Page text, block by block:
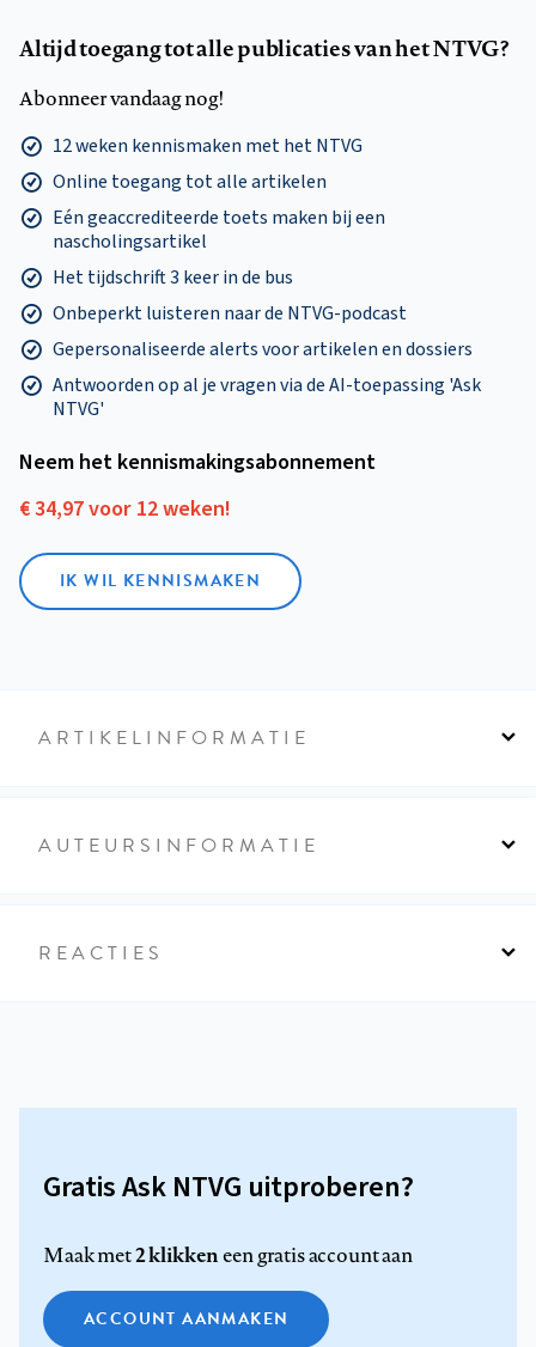
Altijd toegang tot alle publicaties van het NTVG?
Abonneer vandaag nog!
12 weken kennismaken met het NTVG
Online toegang tot alle artikelen
Eén geaccrediteerde toets maken bij een
nascholingsartikel
Het tijdschrift 3 keer in de bus
Onbeperkt luisteren naar de NTVG-podcast
Gepersonaliseerde alerts voor artikelen en dossiers
Antwoorden op al je vragen via de AI-toepassing 'Ask
NTVG'
Neem het kennismakings­abonnement
€ 34,97 voor 12 weken!
IK WIL KENNISMAKEN
ARTIKELINFORMATIE
AUTEURSINFORMATIE
REACTIES
Gratis Ask NTVG uitproberen?
Maak met2 klikkeneen gratis account aan
ACCOUNT AANMAKEN